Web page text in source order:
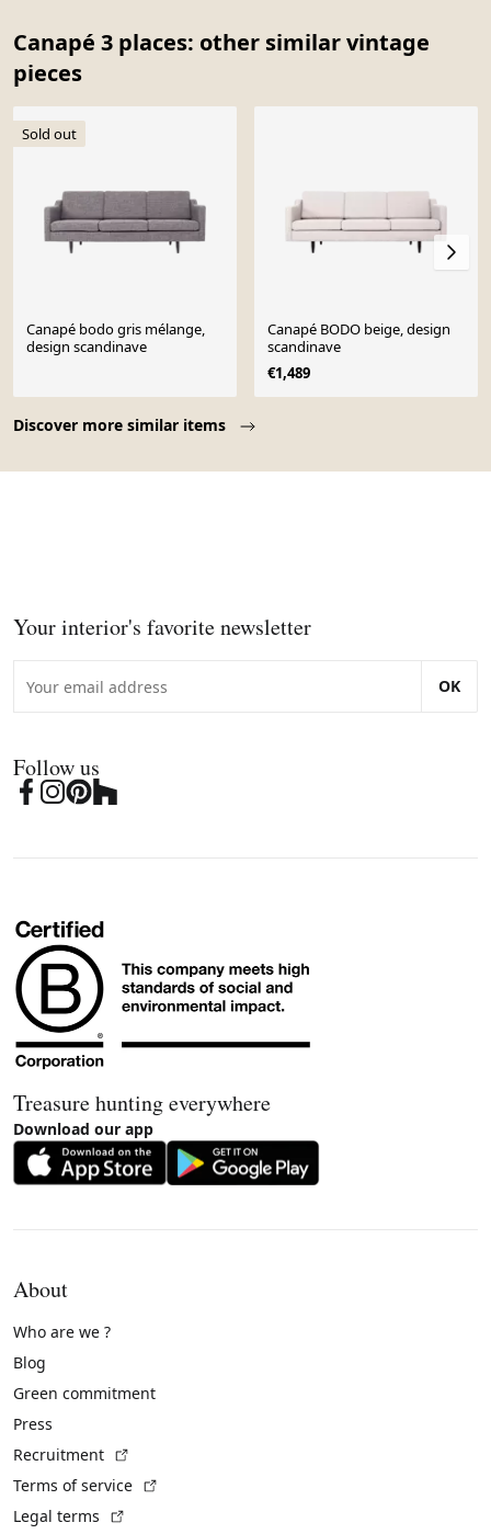
Canapé 3 places: other similar vintage
pieces
Discover more similar items
Sold out
Canapé bodo gris mélange,
design scandinave
Canapé BODO beige, design
scandinave
€1,489
Your interior's favorite newsletter
OK
Follow us
Treasure hunting everywhere
Download our app
About
Who are we ?
Blog
Green commitment
Press
Recruitment
Terms of service
Legal terms